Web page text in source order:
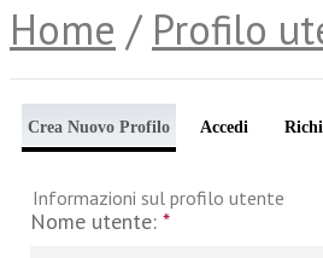
Home / Profilo
Crea Nuovo Profilo Accedi
Informazioni sul profilo utente
Nome utente: *